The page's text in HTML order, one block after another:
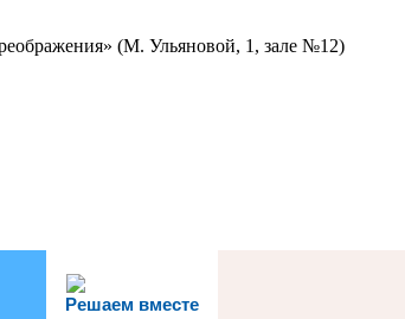
(М. Ульяновой, 1, зале №12)
Решаем вместе